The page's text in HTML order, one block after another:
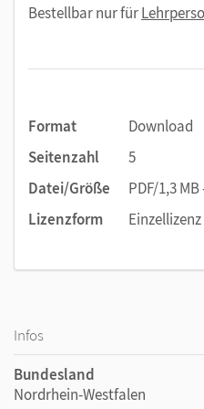
Hilfsangebote kennen, die sie
Bestellbar nur für
Format
Download
Seitenzahl
5
Datei/Größe
PDF/1,3
Lizenzform
Einzellizenz
Infos
Bundesland
Nordrhein-Westfalen